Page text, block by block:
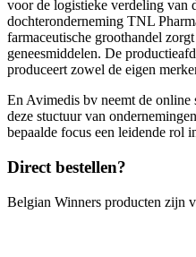
voor de logistieke verdeling van
dochteronderneming TNL
farmaceutische groothandel
geneesmiddelen. De
produceert zowel de eigen
En Avimedis bv neemt de online
deze stuctuur van
bepaalde focus een leidende rol
Direct bestellen?
Belgian Winners producten zijn